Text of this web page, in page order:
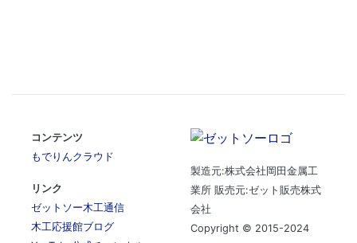
コンテンツ
もでりんクラウド
リンク
ゼットソー木工通信
木工応援館ブログ
製造元:株式会社岡田金属工
業所 販売元:ゼット販売株式
会社
Copyright © 2015-2024